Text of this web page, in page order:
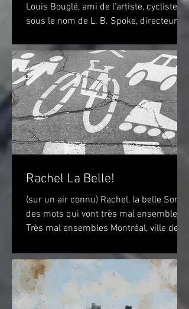
Louis Bouglé, ami de l'artiste, cycliste
sous le nom de L. B. Spoke, directeur de
Lautrec 1898 (huile...
Rachel La Belle!
(sur un air connu) Rachel, la belle Sont
des mots qui vont très mal ensembles
Très mal ensembles Montréal, ville de